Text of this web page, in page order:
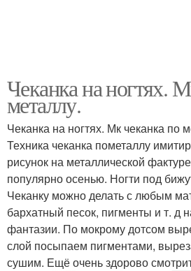
Чеканка на ногтях.
металлу.
Чеканка на ногтях. Мк чеканка по
Техника чеканка пометаллу
рисунок на металлической
популярно осенью. Ногти под
Чеканку можно делать с любым
бархатный песок, пигменты и т. д
фантазии. По мокрому дотсом
слой посыпаем пигментами,
сушим. Ещё очень здорово